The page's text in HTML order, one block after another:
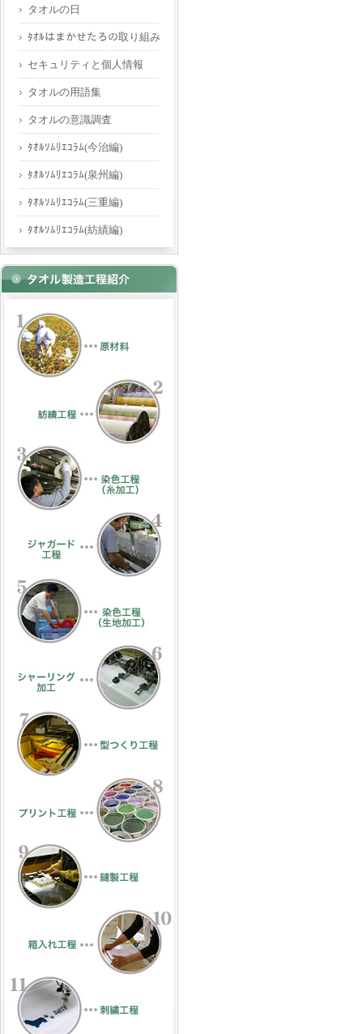
タオルの日
ﾀｵﾙはまかせたろの取り組み
セキュリティと個人情報
タオルの用語集
タオルの意識調査
ﾀｵﾙｿﾑﾘｴｺﾗﾑ(今治編)
ﾀｵﾙｿﾑﾘｴｺﾗﾑ(泉州編)
ﾀｵﾙｿﾑﾘｴｺﾗﾑ(三重編)
ﾀｵﾙｿﾑﾘｴｺﾗﾑ(紡績編)